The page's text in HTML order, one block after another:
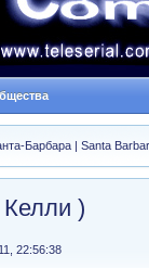
Барбара | Santa
Келли )
22:56:38